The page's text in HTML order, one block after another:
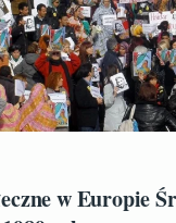
w Europie